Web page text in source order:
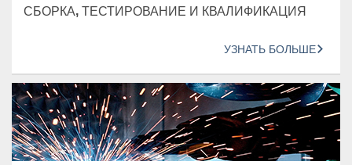
СБОРКА, ТЕСТИРОВАНИЕ И КВАЛИФИКАЦИЯ
УЗНАТЬ БОЛЬШЕ